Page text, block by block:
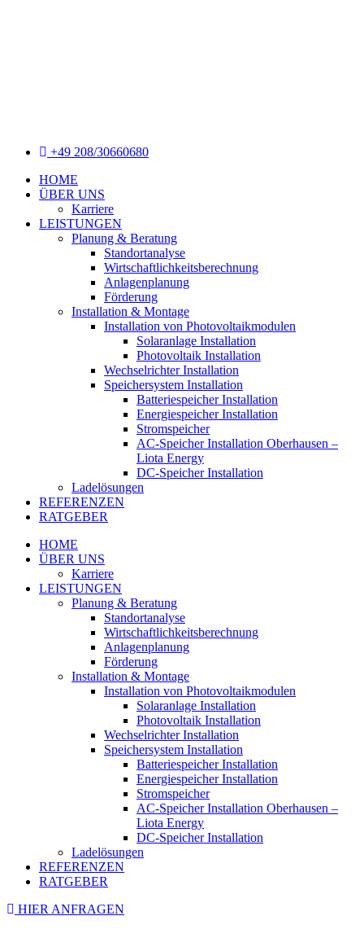
+49 208/30660680
HOME
ÜBER UNS
Karriere
LEISTUNGEN
Planung & Beratung
Standortanalyse
Wirtschaftlichkeitsberechnung
Anlagenplanung
Förderung
Installation & Montage
Installation von Photovoltaikmodulen
Solaranlage Installation
Photovoltaik Installation
Wechselrichter Installation
Speichersystem Installation
Batteriespeicher Installation
Energiespeicher Installation
Stromspeicher
AC-Speicher Installation Oberhausen –
Liota Energy
DC-Speicher Installation
Ladelösungen
REFERENZEN
RATGEBER
HOME
ÜBER UNS
Karriere
LEISTUNGEN
Planung & Beratung
Standortanalyse
Wirtschaftlichkeitsberechnung
Anlagenplanung
Förderung
Installation & Montage
Installation von Photovoltaikmodulen
Solaranlage Installation
Photovoltaik Installation
Wechselrichter Installation
Speichersystem Installation
Batteriespeicher Installation
Energiespeicher Installation
Stromspeicher
AC-Speicher Installation Oberhausen –
Liota Energy
DC-Speicher Installation
Ladelösungen
REFERENZEN
RATGEBER
HIER ANFRAGEN